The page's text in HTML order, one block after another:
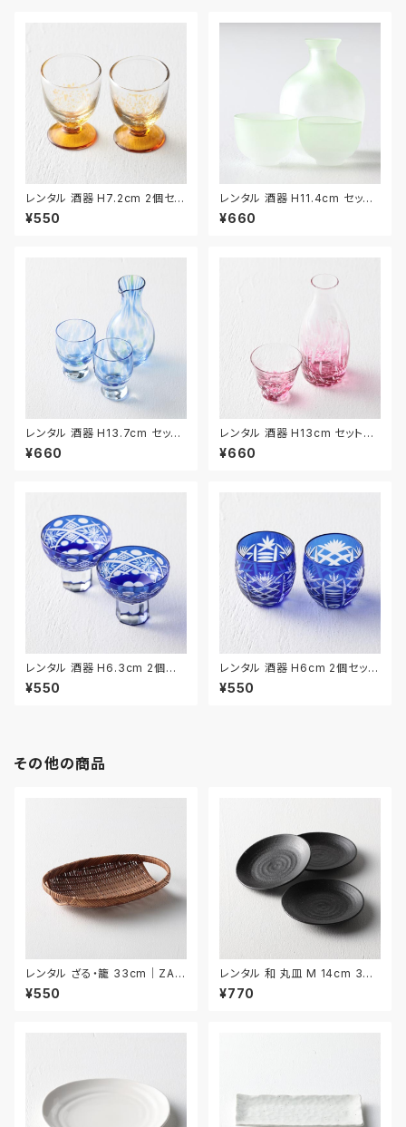
レンタル 酒器 H7.2cm 2個セッ
ト｜SHU037
¥550
レンタル 酒器 H11.4cm セット
｜SHU029
¥660
レンタル 酒器 H13.7cm セット
｜SHU030
¥660
レンタル 酒器 H13cm セット｜
SHU031
¥660
レンタル 酒器 H6.3cm 2個セッ
ト｜SHU032
¥550
レンタル 酒器 H6cm 2個セット
｜SHU033
¥550
その他の商品
レンタル ざる・籠 33cm｜ZAR
029
¥550
レンタル 和 丸皿 M 14cm 3枚
セット｜WMM035
¥770